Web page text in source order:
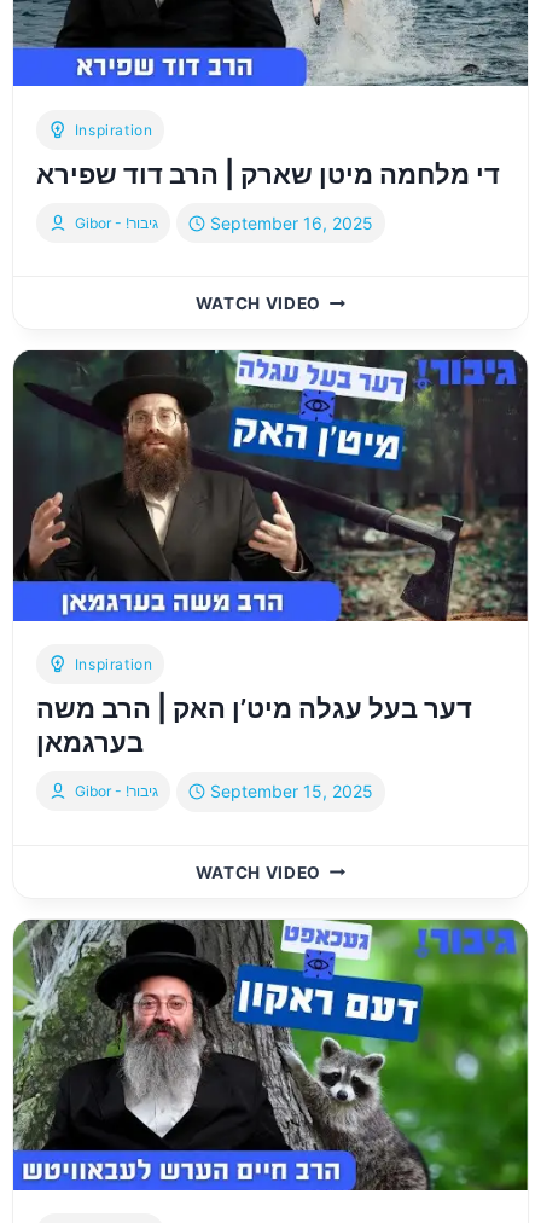
Inspiration
די מלחמה מיטן שארק | הרב דוד שפירא
Gibor - !גיבור September 16, 2025
WATCH VIDEO
מיטן
שארק
|
הרב
דוד
שפירא
Inspiration
דער בעל עגלה מיט’ן האק | הרב משה
בערגמאן
Gibor - !גיבור September 15, 2025
WATCH VIDEO דער
עגלה
מיט’ן
האק
|
הרב
משה
בערגמאן